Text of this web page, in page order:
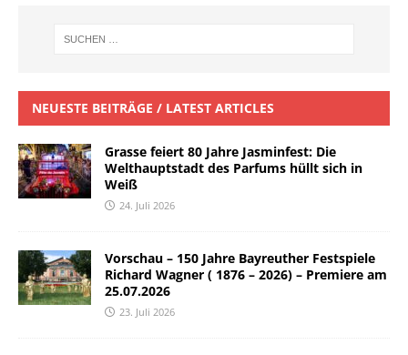
NEUESTE BEITRÄGE / LATEST ARTICLES
Grasse feiert 80 Jahre Jasminfest: Die
Welthauptstadt des Parfums hüllt sich in
Weiß
24. Juli 2026
Vorschau – 150 Jahre Bayreuther Festspiele
Richard Wagner ( 1876 – 2026) – Premiere am
25.07.2026
23. Juli 2026